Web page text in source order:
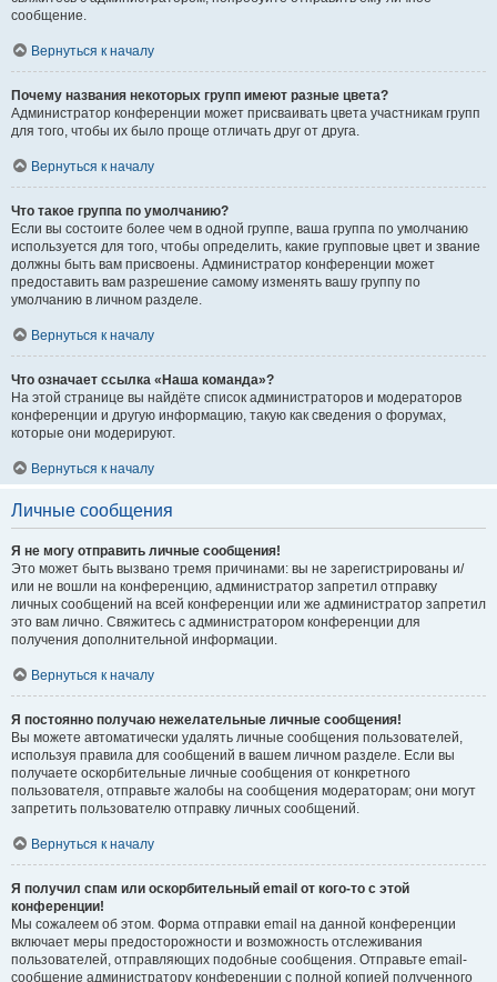
сообщение.
Вернуться к началу
Почему названия некоторых групп имеют разные цвета?
Администратор конференции может присваивать цвета участникам групп
для того, чтобы их было проще отличать друг от друга.
Вернуться к началу
Что такое группа по умолчанию?
Если вы состоите более чем в одной группе, ваша группа по умолчанию
используется для того, чтобы определить, какие групповые цвет и звание
должны быть вам присвоены. Администратор конференции может
предоставить вам разрешение самому изменять вашу группу по
умолчанию в личном разделе.
Вернуться к началу
Что означает ссылка «Наша команда»?
На этой странице вы найдёте список администраторов и модераторов
конференции и другую информацию, такую как сведения о форумах,
которые они модерируют.
Вернуться к началу
Личные сообщения
Я не могу отправить личные сообщения!
Это может быть вызвано тремя причинами: вы не зарегистрированы и/
или не вошли на конференцию, администратор запретил отправку
личных сообщений на всей конференции или же администратор запретил
это вам лично. Свяжитесь с администратором конференции для
получения дополнительной информации.
Вернуться к началу
Я постоянно получаю нежелательные личные сообщения!
Вы можете автоматически удалять личные сообщения пользователей,
используя правила для сообщений в вашем личном разделе. Если вы
получаете оскорбительные личные сообщения от конкретного
пользователя, отправьте жалобы на сообщения модераторам; они могут
запретить пользователю отправку личных сообщений.
Вернуться к началу
Я получил спам или оскорбительный email от кого-то с этой
конференции!
Мы сожалеем об этом. Форма отправки email на данной конференции
включает меры предосторожности и возможность отслеживания
пользователей, отправляющих подобные сообщения. Отправьте email-
сообщение администратору конференции с полной копией полученного